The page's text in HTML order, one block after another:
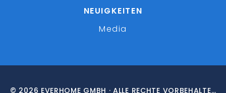
NEUIGKEITEN
Media
© 2026 EVERHOME GMBH · ALLE RECHTE VORBEHALTEN